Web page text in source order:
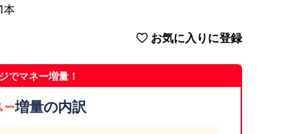
本
お気に入りに登録
でマネー増量！
増量の内訳